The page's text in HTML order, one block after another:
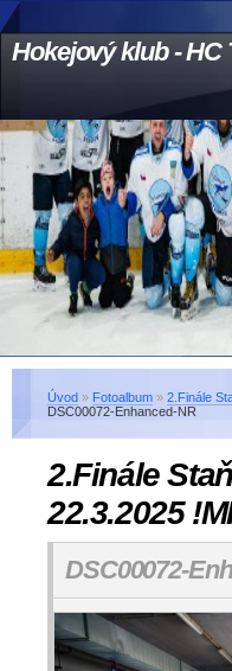
Hokejový klub - HC
Úvod » Fotoalbum » 2.Finále
DSC00072-Enhanced-NR
2.Finále
22.3.2025
DSC00072-